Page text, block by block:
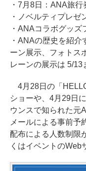
・7月8日：ANA旅
・ノベルティプレゼ
・ANAコラボグッズ
・ANAの歴史を紹
ーン展示、フォトス
レーンの展示は 5/13
4月28日の「
ショーや、4月29日
ウンスで知られた元
メールによる事前予
配布による人数制限
くはイベントのWeb